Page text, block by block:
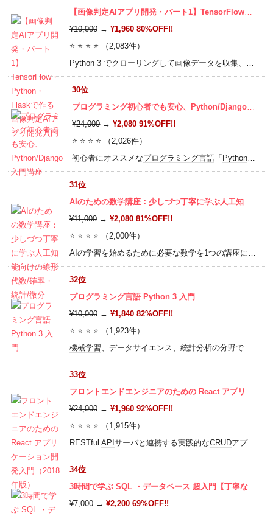
【画像判定AIアプリ開発・パート1】TensorFlow・Python・Flaskで作る画像判定AIアプリ開発入門
¥10,000→ ¥1,960 80%OFF!!
⭐ ⭐ ⭐ ⭐ （2,083件）
Python3 でクローリングして画像データを収集、加工し、画像分類器を作ってみよう。
30位
プログラミング初心者でも安心、Python/Django入門講座
¥24,000→¥2,080 91%OFF!!
⭐ ⭐ ⭐ ⭐ （2,026件）
初心者にオススメなプログラミング言語 「 Python」と
31位
AIのための数学講座：少しづつ丁寧に学ぶ人工知能向けの線形代数/確率・統計/微分
¥11,000→ ¥2,080 81%OFF!!
⭐ ⭐ ⭐ ⭐ （2,000件）
AIの学習を始めるために必要な数学を1つの講座にまとめました。
32位
プログラミング言語 Python 3 入門
¥10,000→ ¥1,840 82%OFF!!
⭐ ⭐ ⭐ ⭐ （1,923件）
機械学習、データサイエンス、統計分析の分野で重要度を増す
33位
フロントエンドエンジニアのための React アプリケーション開発入門（2018年版）
¥24,000→ ¥1,960 92%OFF!!
⭐ ⭐ ⭐ ⭐ （1,915件）
RESTful API サーバと連携する実践的なCRUDアプリケーション開発手法を学び、今後のフロントエンドWeb開発の標準になり得るReact・Reduxアプリケーション開発をマスターし、もう一段階上のJavsScriptエンジニアになろう
34位
3時間で学ぶ SQL ・データベース 超入門【丁寧な解説+演習問題で SQL データ抽出の基本が身につく】標準 SQL
¥7,000→ ¥2,200 69%OFF!!